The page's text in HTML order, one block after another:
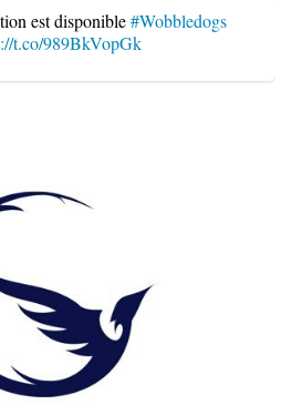
est disponible#Wobbledogs
t.co/989BkVopGk